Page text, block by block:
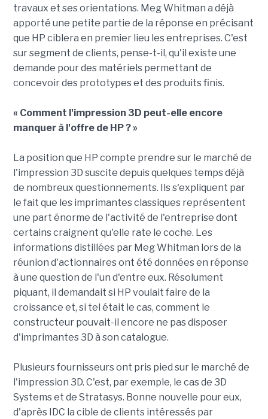
travaux et ses orientations. Meg Whitman a déjà
apporté une petite partie de la réponse en précisant
que HP ciblera en premier lieu les entreprises. C'est
sur segment de clients, pense-t-il, qu'il existe une
demande pour des matériels permettant de
concevoir des prototypes et des produits finis.
« Comment l'impression 3D peut-elle encore
manquer à l'offre de HP ? »
La position que HP compte prendre sur le marché de
l'impression 3D suscite depuis quelques temps déjà
de nombreux questionnements. Ils s'expliquent par
le fait que les imprimantes classiques représentent
une part énorme de l'activité de l'entreprise dont
certains craignent qu'elle rate le coche. Les
informations distillées par Meg Whitman lors de la
réunion d'actionnaires ont été données en réponse
à une question de l'un d'entre eux. Résolument
piquant, il demandait si HP voulait faire de la
croissance et, si tel était le cas, comment le
constructeur pouvait-il encore ne pas disposer
d'imprimantes 3D à son catalogue.
Plusieurs fournisseurs ont pris pied sur le marché de
l'impression 3D. C'est, par exemple, le cas de 3D
Systems et de Stratasys. Bonne nouvelle pour eux,
d'après IDC la cible de clients intéressés par